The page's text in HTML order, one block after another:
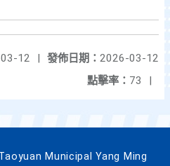
發佈日期： 2026-03-12
12
|
點擊率： 73 |
Municipal Yang Ming